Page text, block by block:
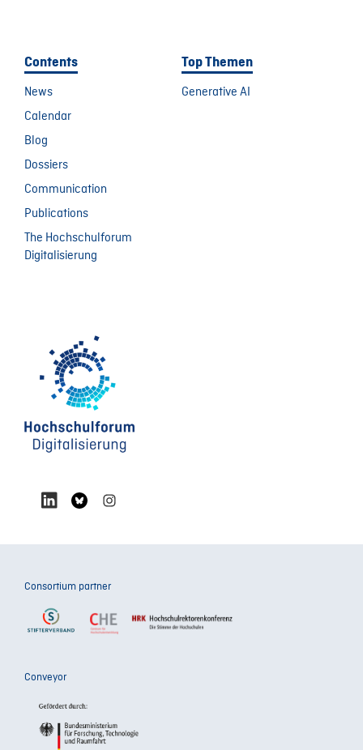
Contents
News
Calendar
Blog
Dossiers
Communication
Publications
The Hochschulforum
Digitalisierung
Top Themen
Generative AI
Consortium partner
Conveyor